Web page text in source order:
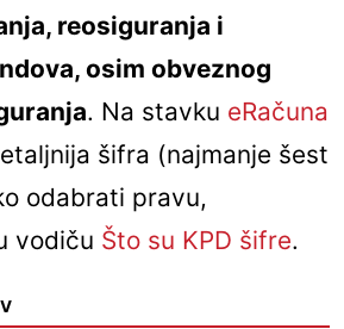
reosiguranja i
osim obveznog
. Na stavku eRačuna
šifra (najmanje šest
odabrati pravu,
vodiču Što su KPD šifre.